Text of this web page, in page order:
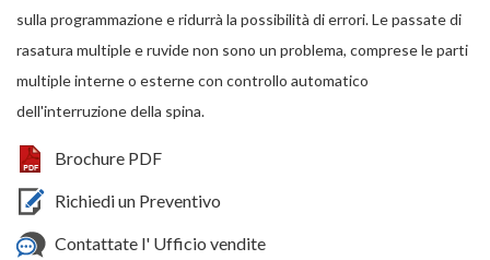
sulla programmazione e ridurrà la possibilità di errori. Le passate di
rasatura multiple e ruvide non sono un problema, comprese le parti
multiple interne o esterne con controllo automatico
dell'interruzione della spina.
Brochure PDF
Richiedi un Preventivo
Contattate l' Ufficio vendite